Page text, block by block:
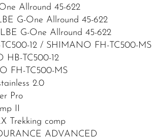
Allround 45-622
G-One Allround 45-622
G-One Allround 45-622
12 / SHIMANO FH-TC500-MS
HB-TC500-12
FH-TC500-MS
2.0
Pro
II
Trekking comp
ADVANCED